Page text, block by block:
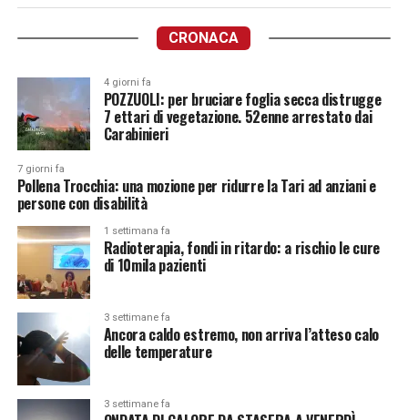
CRONACA
4 giorni fa
POZZUOLI: per bruciare foglia secca distrugge
7 ettari di vegetazione. 52enne arrestato dai
Carabinieri
7 giorni fa
Pollena Trocchia: una mozione per ridurre la Tari ad anziani e
persone con disabilità
1 settimana fa
Radioterapia, fondi in ritardo: a rischio le cure
di 10mila pazienti
3 settimane fa
Ancora caldo estremo, non arriva l’atteso calo
delle temperature
3 settimane fa